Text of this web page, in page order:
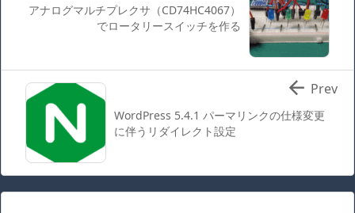
アナログマルチプレクサ（CD74HC4067）
でロータリースイッチを作る
WordPress 5.4.1 パーマリンクの仕様変更
に伴うリダイレクト設定
 Prev